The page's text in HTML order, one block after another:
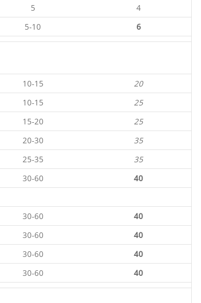
5
4
5-10 6
10-15
20
10-15
25
15-20
25
20-30
35
25-35
35
30-60
40
30-60
40
30-60
40
30-60
40
30-60 40